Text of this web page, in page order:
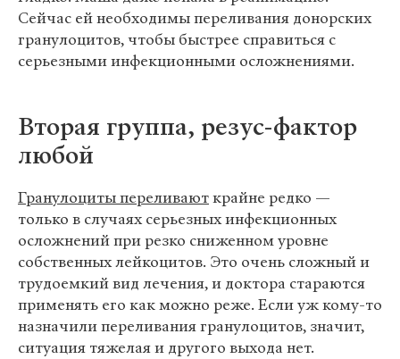
Сейчас ей необходимы переливания донорских
гранулоцитов, чтобы быстрее справиться с
серьезными инфекционными осложнениями.
Вторая группа, резус-фактор
любой
Гранулоциты переливаюткрайне редко —
только в случаях серьезных инфекционных
осложнений при резко сниженном уровне
собственных лейкоцитов. Это очень сложный и
трудоемкий вид лечения, и доктора стараются
применять его как можно реже. Если уж кому-то
назначили переливания гранулоцитов, значит,
ситуация тяжелая и другого выхода нет.